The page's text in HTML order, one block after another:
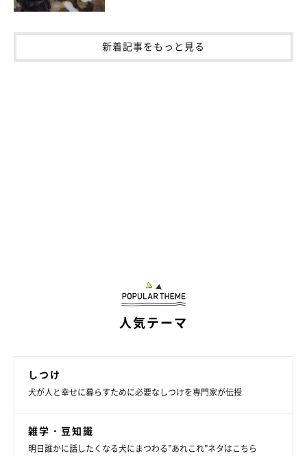
経験してきた獣医師さんだからわかる“さよなら”との向き合い
※記事と写真に関連性はありませんので予めご了承ください。
新着記事をもっと見る
人気テーマ
しつけ
犬が人と幸せに暮らすために必要なしつけを専門家が伝授
雑学・豆知識
明日誰かに話したくなる犬にまつわる”あれこれ”ネタはこちら